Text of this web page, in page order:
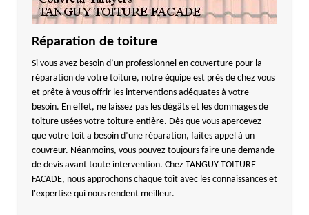
Réparation de toiture
Si vous avez besoin d’un professionnel en couverture pour la
réparation de votre toiture, notre équipe est près de chez vous
et prête à vous offrir les interventions adéquates à votre
besoin. En effet, ne laissez pas les dégâts et les dommages de
toiture usées votre toiture entière. Dès que vous apercevez
que votre toit a besoin d’une réparation, faites appel à un
couvreur. Néanmoins, vous pouvez toujours faire une demande
de devis avant toute intervention. Chez TANGUY TOITURE
FACADE, nous approchons chaque toit avec les connaissances et
l'expertise qui nous rendent meilleur.